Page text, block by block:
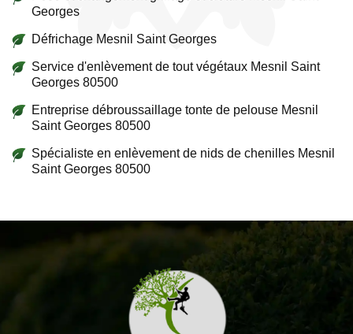
Georges
Défrichage Mesnil Saint Georges
Service d'enlèvement de tout végétaux Mesnil Saint
Georges 80500
Entreprise débroussaillage tonte de pelouse Mesnil
Saint Georges 80500
Spécialiste en enlèvement de nids de chenilles Mesnil
Saint Georges 80500